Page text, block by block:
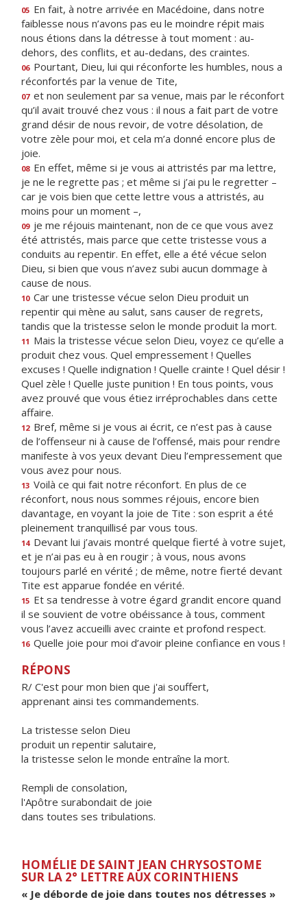
05 En fait, à notre arrivée en Macédoine, dans notre
faiblesse nous n’avons pas eu le moindre répit mais
nous étions dans la détresse à tout moment : au-
dehors, des conflits, et au-dedans, des craintes.
06 Pourtant, Dieu, lui qui réconforte les humbles, nous a
réconfortés par la venue de Tite,
07 et non seulement par sa venue, mais par le réconfort
qu’il avait trouvé chez vous : il nous a fait part de votre
grand désir de nous revoir, de votre désolation, de
votre zèle pour moi, et cela m’a donné encore plus de
joie.
08 En effet, même si je vous ai attristés par ma lettre,
je ne le regrette pas ; et même si j’ai pu le regretter –
car je vois bien que cette lettre vous a attristés, au
moins pour un moment –,
09 je me réjouis maintenant, non de ce que vous avez
été attristés, mais parce que cette tristesse vous a
conduits au repentir. En effet, elle a été vécue selon
Dieu, si bien que vous n’avez subi aucun dommage à
cause de nous.
10 Car une tristesse vécue selon Dieu produit un
repentir qui mène au salut, sans causer de regrets,
tandis que la tristesse selon le monde produit la mort.
11 Mais la tristesse vécue selon Dieu, voyez ce qu’elle a
produit chez vous. Quel empressement ! Quelles
excuses ! Quelle indignation ! Quelle crainte ! Quel désir !
Quel zèle ! Quelle juste punition ! En tous points, vous
avez prouvé que vous étiez irréprochables dans cette
affaire.
12 Bref, même si je vous ai écrit, ce n’est pas à cause
de l’offenseur ni à cause de l’offensé, mais pour rendre
manifeste à vos yeux devant Dieu l’empressement que
vous avez pour nous.
13 Voilà ce qui fait notre réconfort. En plus de ce
réconfort, nous nous sommes réjouis, encore bien
davantage, en voyant la joie de Tite : son esprit a été
pleinement tranquillisé par vous tous.
14 Devant lui j’avais montré quelque fierté à votre sujet,
et je n’ai pas eu à en rougir ; à vous, nous avons
toujours parlé en vérité ; de même, notre fierté devant
Tite est apparue fondée en vérité.
15 Et sa tendresse à votre égard grandit encore quand
il se souvient de votre obéissance à tous, comment
vous l’avez accueilli avec crainte et profond respect.
16 Quelle joie pour moi d’avoir pleine confiance en vous !
RÉPONS
R/ C'est pour mon bien que j'ai souffert,
apprenant ainsi tes commandements.
La tristesse selon Dieu
produit un repentir salutaire,
la tristesse selon le monde entraîne la mort.
Rempli de consolation,
l'Apôtre surabondait de joie
dans toutes ses tribulations.
HOMÉLIE DE SAINT JEAN CHRYSOSTOME
SUR LA 2° LETTRE AUX CORINTHIENS
« Je déborde de joie dans toutes nos détresses »